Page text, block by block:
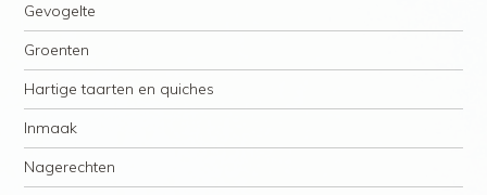
Gevogelte
Groenten
Hartige taarten en quiches
Inmaak
Nagerechten